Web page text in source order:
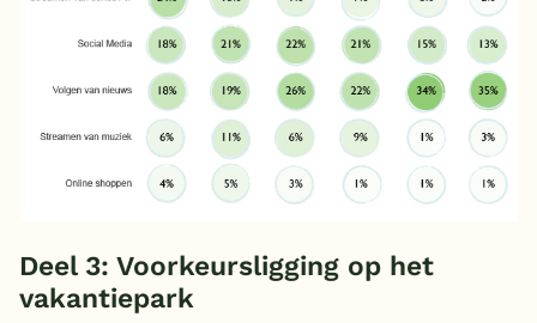
Deel 3: Voorkeursligging op het
vakantiepark